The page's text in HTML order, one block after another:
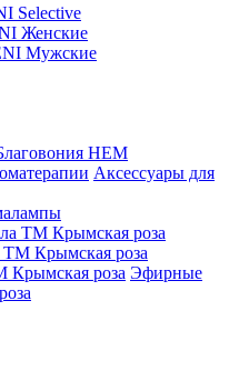
Selective
Женские
Мужские
HEM
Аксессуары для
Крымская роза
Эфирные